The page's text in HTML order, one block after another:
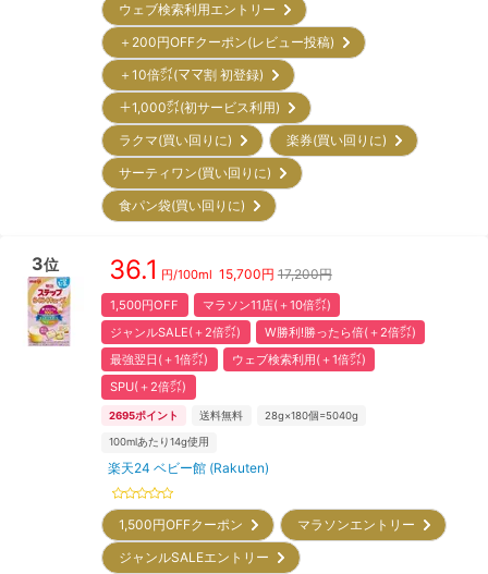
ウェブ検索利用エントリー
＋200円OFFクーポン(レビュー投稿)
＋10倍㌽(ママ割 初登録)
＋1,000㌽(初サービス利用)
ラクマ(買い回りに)
楽券(買い回りに)
サーティワン(買い回りに)
食パン袋(買い回りに)
3位 36.1 円/100ml 15,700円 17,200円
1,500円OFF
マラソン11店(＋10倍㌽)
ジャンルSALE(＋2倍㌽)
W勝利!勝ったら倍(＋2倍㌽)
最強翌日(＋1倍㌽)
ウェブ検索利用(＋1倍㌽)
SPU(＋2倍㌽)
2695ポイント 送料無料 28g×180個=5040g
100mlあたり14g使用
楽天24 ベビー館 (Rakuten)
1,500円OFFクーポン
マラソンエントリー
ジャンルSALEエントリー